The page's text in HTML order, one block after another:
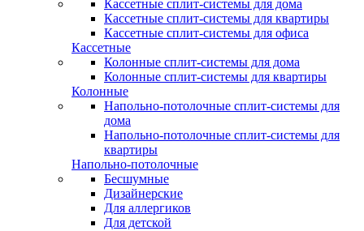
Кассетные сплит-системы для дома
Кассетные сплит-системы для квартиры
Кассетные сплит-системы для офиса
Кассетные
Колонные сплит-системы для дома
Колонные сплит-системы для квартиры
Колонные
Напольно-потолочные сплит-системы для
дома
Напольно-потолочные сплит-системы для
квартиры
Напольно-потолочные
Бесшумные
Дизайнерские
Для аллергиков
Для детской